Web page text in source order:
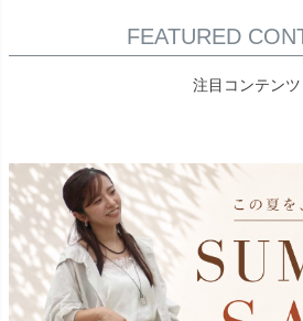
FEATURED
注目コンテンツ